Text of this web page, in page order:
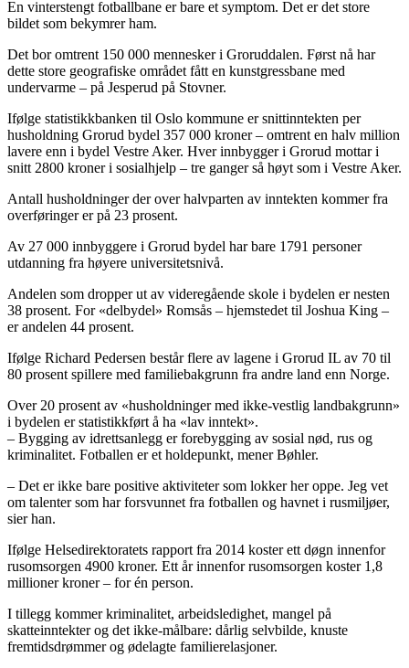
En vinterstengt fotballbane er bare et symptom. Det er det store
bildet som bekymrer ham.
Det bor omtrent 150 000 mennesker i Groruddalen. Først nå har
dette store geografiske området fått en kunstgressbane med
undervarme – på Jesperud på Stovner.
Ifølge statistikkbanken til Oslo kommune er snittinntekten per
husholdning Grorud bydel 357 000 kroner – omtrent en halv million
lavere enn i bydel Vestre Aker. Hver innbygger i Grorud mottar i
snitt 2800 kroner i sosialhjelp – tre ganger så høyt som i Vestre Aker.
Antall husholdninger der over halvparten av inntekten kommer fra
overføringer er på 23 prosent.
Av 27 000 innbyggere i Grorud bydel har bare 1791 personer
utdanning fra høyere universitetsnivå.
Andelen som dropper ut av videregående skole i bydelen er nesten
38 prosent. For «delbydel» Romsås – hjemstedet til Joshua King –
er andelen 44 prosent.
Ifølge Richard Pedersen består flere av lagene i Grorud IL av 70 til
80 prosent spillere med familiebakgrunn fra andre land enn Norge.
Over 20 prosent av «husholdninger med ikke-vestlig landbakgrunn»
i bydelen er statistikkført å ha «lav inntekt».
– Bygging av idrettsanlegg er forebygging av sosial nød, rus og
kriminalitet. Fotballen er et holdepunkt, mener Bøhler.
– Det er ikke bare positive aktiviteter som lokker her oppe. Jeg vet
om talenter som har forsvunnet fra fotballen og havnet i rusmiljøer,
sier han.
Ifølge Helsedirektoratets rapport fra 2014 koster ett døgn innenfor
rusomsorgen 4900 kroner. Ett år innenfor rusomsorgen koster 1,8
millioner kroner – for én person.
I tillegg kommer kriminalitet, arbeidsledighet, mangel på
skatteinntekter og det ikke-målbare: dårlig selvbilde, knuste
fremtidsdrømmer og ødelagte familierelasjoner.